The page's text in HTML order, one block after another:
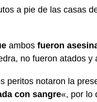
a pie de las casas
ambos fueron
no fueron atados
peritos notaron la
con sangre«, por lo